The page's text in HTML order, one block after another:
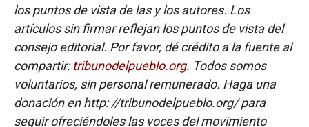
los puntos de vista de las y los autores. Los
artículos sin firmar reflejan los puntos de vista del
consejo editorial. Por favor, dé crédito a la fuente al
compartir:tribunodelpueblo.org. Todos somos
voluntarios, sin personal remunerado. Haga una
donación en http: //tribunodelpueblo.org/ para
seguir ofreciéndoles las voces del movimiento